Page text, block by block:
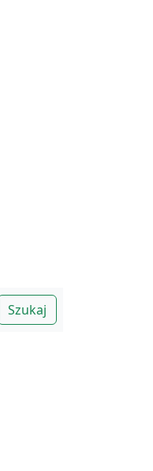
Szukaj